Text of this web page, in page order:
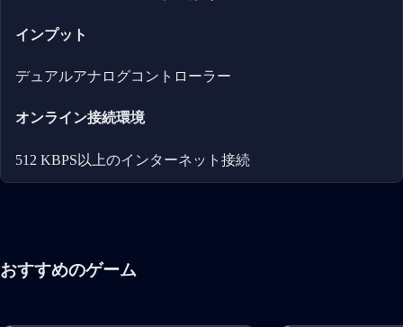
インプット
デュアルアナログコントローラー
オンライン接続環境
512 KBPS以上のインターネット接続
おすすめのゲーム